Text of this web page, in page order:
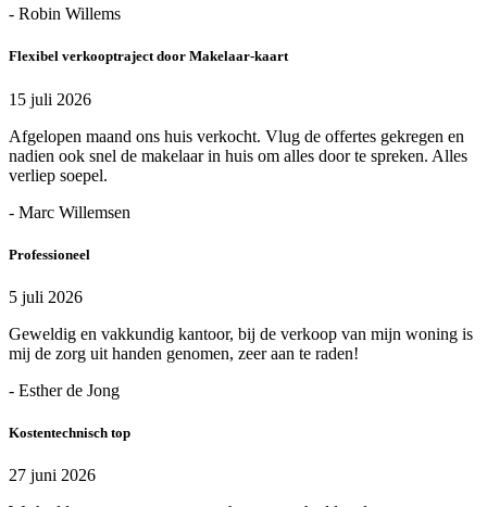
- Robin Willems
Flexibel verkooptraject door Makelaar-kaart
15 juli 2026
Afgelopen maand ons huis verkocht. Vlug de offertes gekregen en
nadien ook snel de makelaar in huis om alles door te spreken. Alles
verliep soepel.
- Marc Willemsen
Professioneel
5 juli 2026
Geweldig en vakkundig kantoor, bij de verkoop van mijn woning is
mij de zorg uit handen genomen, zeer aan te raden!
- Esther de Jong
Kostentechnisch top
27 juni 2026